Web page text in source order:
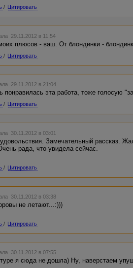
/ Цитировать
29.11.2012 в 11:54
плюсов - ваш. От блондинки -
/ Цитировать
29.11.2012 в 21:04
понравилась эта работа, тоже голосую
/ Цитировать
30.11.2012 в 03:01
Замечательный рассказ.
рада, что увидела сейчас.
/ Цитировать
30.11.2012 в 03:38
не летают...:)))
/ Цитировать
30.11.2012 в 07:55
я сюда не дошла) Ну, наверстаем